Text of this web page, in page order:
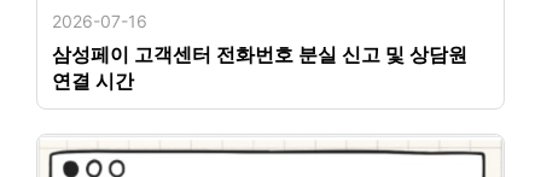
2026-07-16
삼성페이 고객센터 전화번호 분실 신고 및 상담원
연결 시간